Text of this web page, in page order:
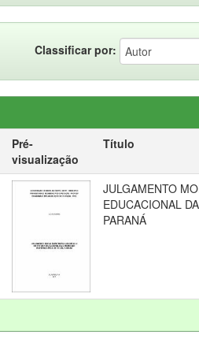
Classificar por:
Pré-
visualização
Título
JULGAMENTO
EDUCACIONAL
PARANÁ